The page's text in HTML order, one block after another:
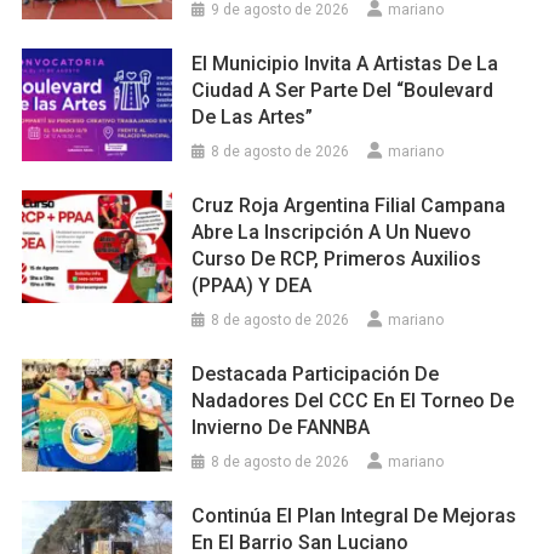
9 de agosto de 2026 mariano
El Municipio Invita A Artistas De La
Ciudad A Ser Parte Del “Boulevard
De Las Artes”
8 de agosto de 2026 mariano
Cruz Roja Argentina Filial Campana
Abre La Inscripción A Un Nuevo
Curso De RCP, Primeros Auxilios
(PPAA) Y DEA
8 de agosto de 2026 mariano
Destacada Participación De
Nadadores Del CCC En El Torneo De
Invierno De FANNBA
8 de agosto de 2026 mariano
Continúa El Plan Integral De Mejoras
En El Barrio San Luciano